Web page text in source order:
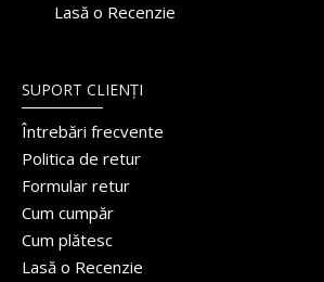
Lasă o Recenzie
SUPORT CLIENȚI
Întrebări frecvente
Politica de retur
Formular retur
Cum cumpăr
Cum plătesc
Lasă o Recenzie